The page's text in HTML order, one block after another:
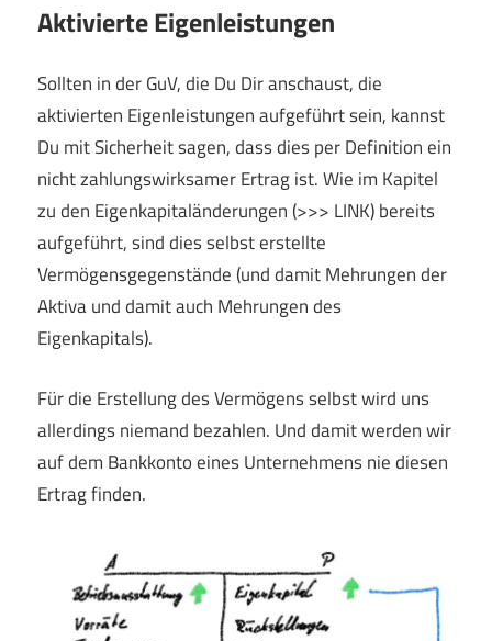
Aktivierte Eigenleistungen
Sollten in der GuV, die Du Dir anschaust, die
aktivierten Eigenleistungen aufgeführt sein, kannst
Du mit Sicherheit sagen, dass dies per Definition ein
nicht zahlungswirksamer Ertrag ist. Wie im Kapitel
zu den Eigenkapitaländerungen (>>> LINK) bereits
aufgeführt, sind dies selbst erstellte
Vermögensgegenstände (und damit Mehrungen der
Aktiva und damit auch Mehrungen des
Eigenkapitals).
Für die Erstellung des Vermögens selbst wird uns
allerdings niemand bezahlen. Und damit werden wir
auf dem Bankkonto eines Unternehmens nie diesen
Ertrag finden.